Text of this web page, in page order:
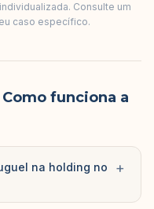
Consulte um
caso específico.
funciona a
na holding no
+